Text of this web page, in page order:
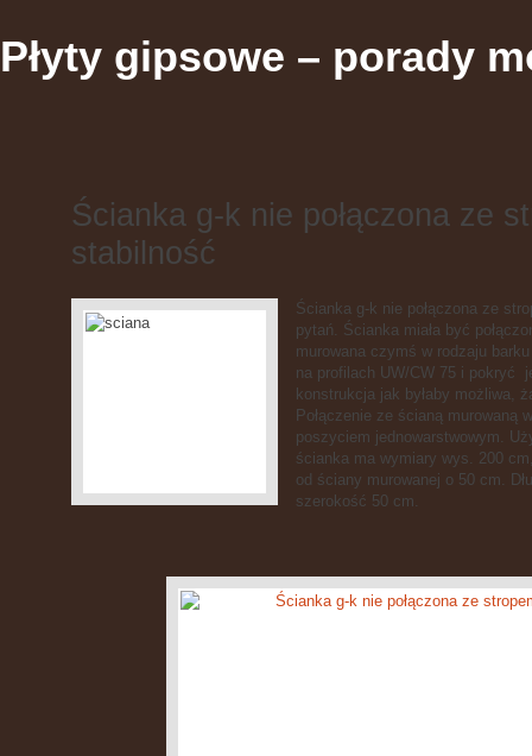
Płyty gipsowe – porady
Ścianka g-k nie połączona ze
stabilność
Ścianka g-k nie połączona ze
pytań. Ścianka miała być
murowana czymś w rodzaju
na profilach UW/CW 75 i pokryć
konstrukcja jak byłaby możliwa,
Połączenie ze ścianą murowaną
poszyciem jednowarstwowym.
ścianka ma wymiary wys. 200
od ściany murowanej o 50 cm.
szerokość 50 cm.